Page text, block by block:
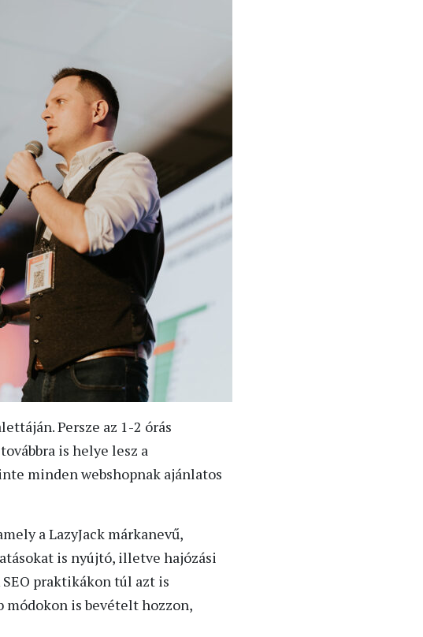
Persze az 1-2 órás
is helye lesz a
minden webshopnak ajánlatos
a LazyJack márkanevű,
is nyújtó, illetve hajózási
praktikákon túl azt is
módokon is bevételt hozzon,